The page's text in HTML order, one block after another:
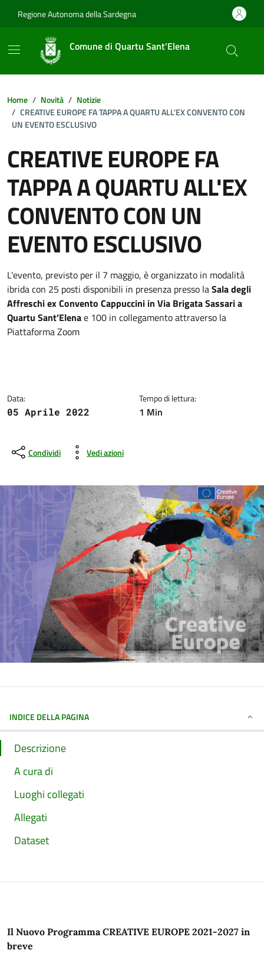
Regione Autonoma della Sardegna
Comune di Quartu Sant'Elena
Home Novità
Notizie
CREATIVE EUROPE FA TAPPA A QUARTU ALL'EX CONVENTO CON
UN EVENTO ESCLUSIVO
CREATIVE EUROPE FA
TAPPA A QUARTU ALL'EX
CONVENTO CON UN
EVENTO ESCLUSIVO
Dettagli della notizia
L'evento, previsto per il 7 maggio, è organizzato in modalità
ibrida con 25 posti disponibili in presenza presso laSala degli
Affreschi ex Convento Cappuccini in Via Brigata Sassari a
Quartu Sant’Elenae 100 in collegamento attraverso la
Piattaforma Zoom
Data:
05 Aprile 2022
Tempo di lettura:
1 Min
Condividi Vedi azioni
INDICE DELLA PAGINA
Descrizione
A cura di
Luoghi collegati
Allegati
Dataset
Il Nuovo Programma CREATIVE EUROPE 2021-2027 in
breve